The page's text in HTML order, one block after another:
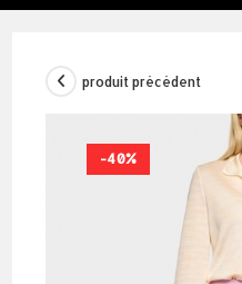
-40%
produit précédent